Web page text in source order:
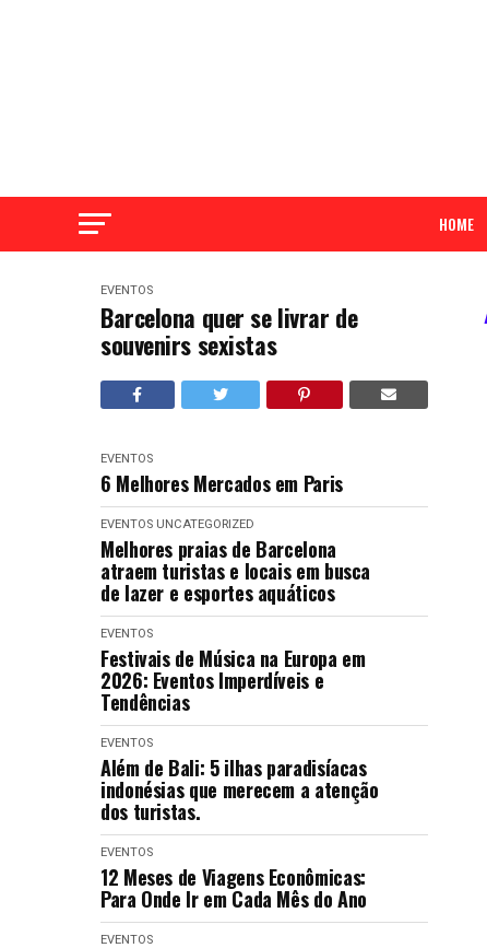
HOME
EVENTOS
Barcelona quer se livrar de
souvenirs sexistas
EVENTOS
6 Melhores Mercados em Paris
EVENTOS UNCATEGORIZED
Melhores praias de Barcelona
atraem turistas e locais em busca
de lazer e esportes aquáticos
EVENTOS
Festivais de Música na Europa em
2026: Eventos Imperdíveis e
Tendências
EVENTOS
Além de Bali: 5 ilhas paradisíacas
indonésias que merecem a atenção
dos turistas.
EVENTOS
12 Meses de Viagens Econômicas:
Para Onde Ir em Cada Mês do Ano
EVENTOS